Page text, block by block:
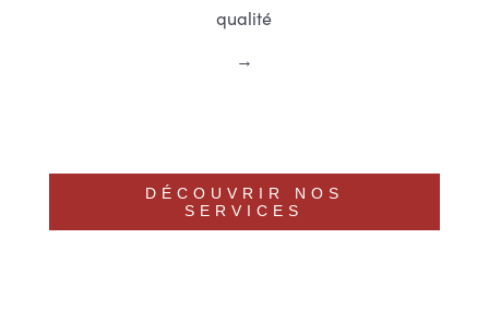
qualité
DÉCOUVRIR NOS
SERVICES